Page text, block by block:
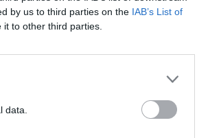
by us to third parties on the IAB’s List of
to other third parties.
data.
“Ao
que conta com uma